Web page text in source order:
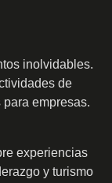
inolvidables.
de
empresas.
experiencias
y turismo